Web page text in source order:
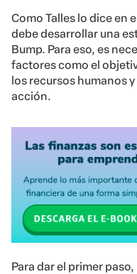
Como Talles lo dice en
debe desarrollar una
Bump. Para eso, es
factores como el
los recursos humanos
acción.
Para dar el primer